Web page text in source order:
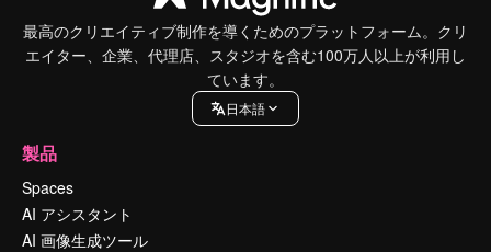
最高のクリエイティブ制作を導くためのプラットフォーム。クリ
エイター、企業、代理店、スタジオを含む100万人以上が利用し
ています。
日本語
製品
Spaces
AI アシスタント
AI 画像生成ツール